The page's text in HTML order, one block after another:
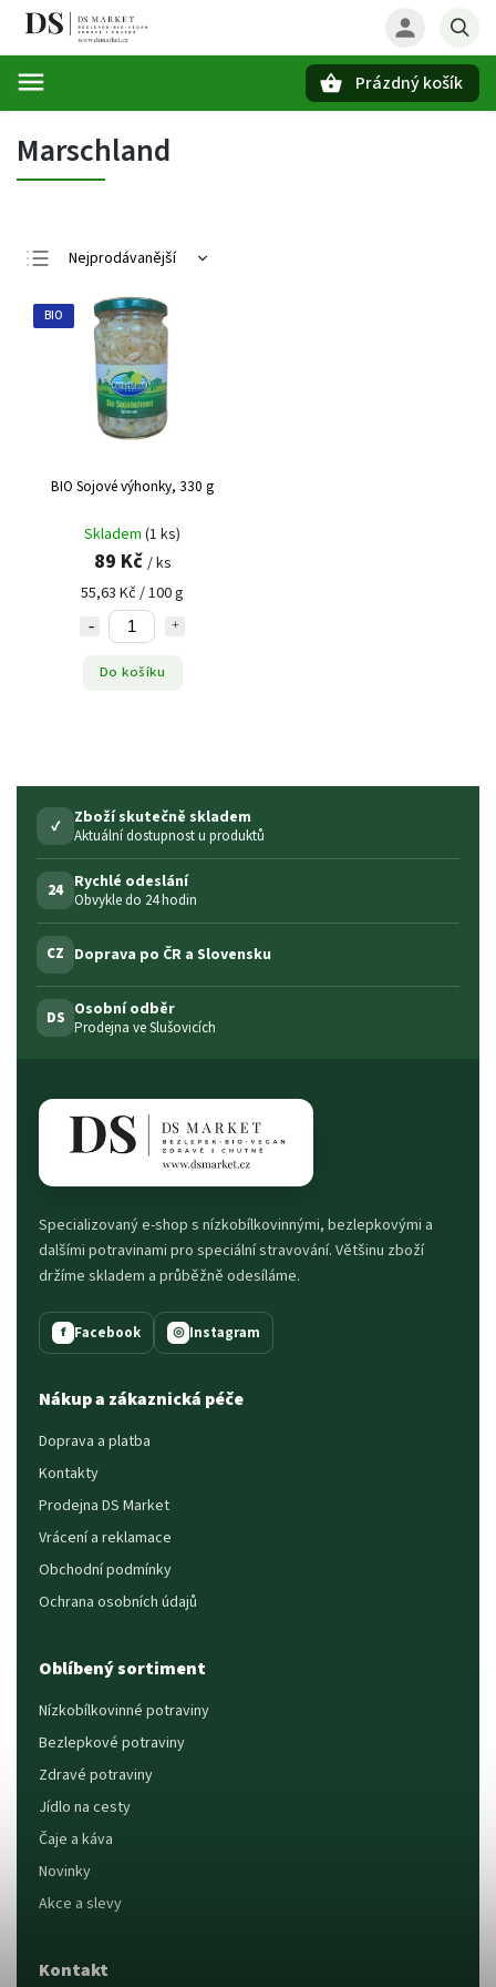
Prázdný košík
Marschland
Nejprodávanější
Nejlevnější
Nejdražší
Abecedně
BIO
BIO Sojové výhonky, 330 g
Skladem (1 ks)
89 Kč / ks
55,63 Kč / 100 g
Do košíku
✓ Zboží skutečně skladem
Aktuální dostupnost u produktů
24 Rychlé odeslání
Obvykle do 24 hodin
CZ Doprava po ČR a Slovensku
DS Osobní odběr
Prodejna ve Slušovicích
Specializovaný e-shop s nízkobílkovinnými, bezlepkovými a
dalšími potravinami pro speciální stravování. Většinu zboží
držíme skladem a průběžně odesíláme.
f Facebook ◎ Instagram
Nákup a zákaznická péče
Doprava a platba
Kontakty
Prodejna DS Market
Vrácení a reklamace
Obchodní podmínky
Ochrana osobních údajů
Oblíbený sortiment
Nízkobílkovinné potraviny
Bezlepkové potraviny
Zdravé potraviny
Jídlo na cesty
Čaje a káva
Novinky
Akce a slevy
Kontakt